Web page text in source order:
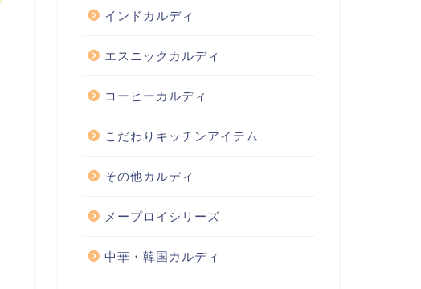
インドカルディ
エスニックカルディ
コーヒーカルディ
こだわりキッチンアイテム
その他カルディ
メープロイシリーズ
中華・韓国カルディ